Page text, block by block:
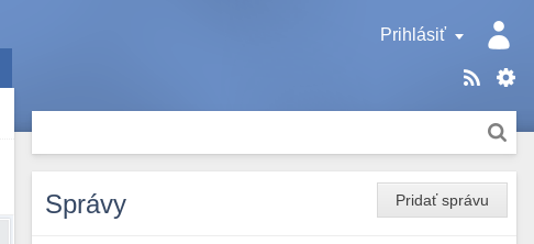
Prihlásiť
Pridať správu
Správy